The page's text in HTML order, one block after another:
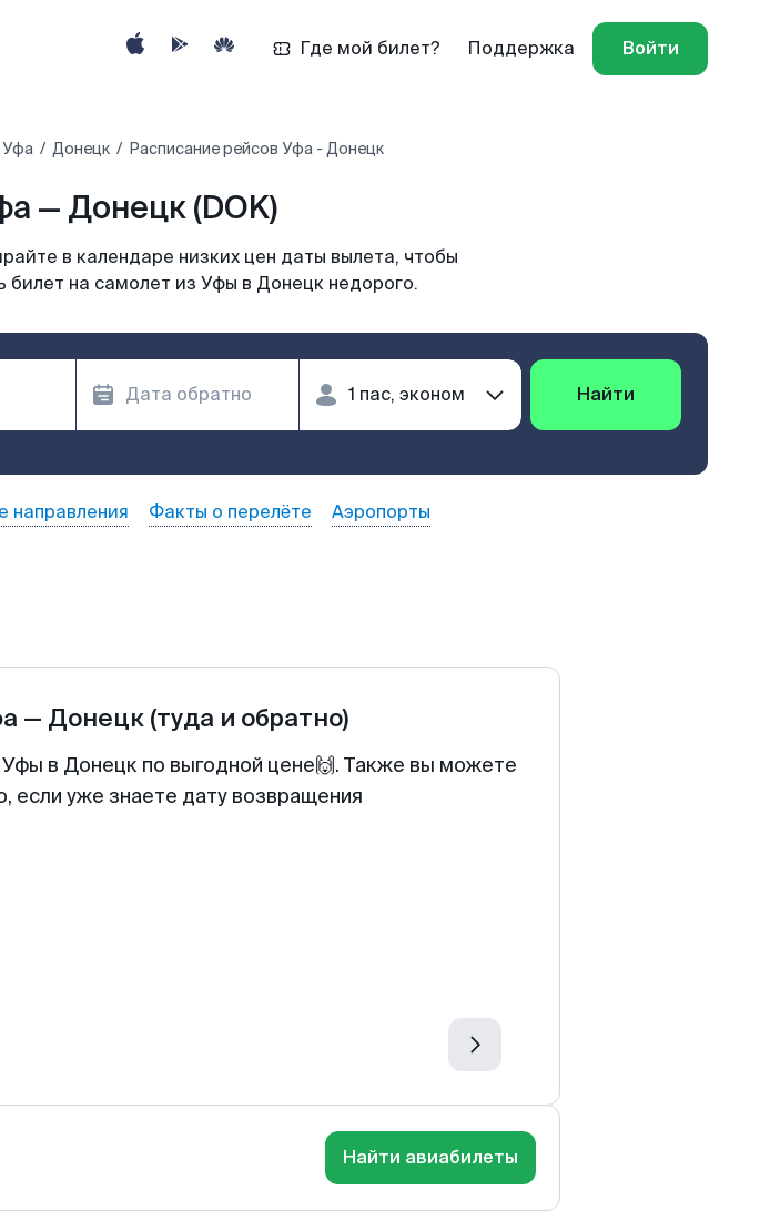
Где мой билет? Поддержка Войти
Уфа Донецк Расписание рейсов Уфа - Донецк
— Донецк (DOK)
в календаре низких цен даты вылета, чтобы
билет на самолет из Уфы в Донецк недорого.
Найти
направления Факты о перелёте Аэропорты
— Донецк (туда и обратно)
в Донецк по выгодной цене🙌. Также вы можете
если уже знаете дату возвращения
Найти авиабилеты